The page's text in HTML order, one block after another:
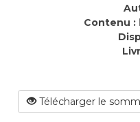
Contenu :
Télécharger le